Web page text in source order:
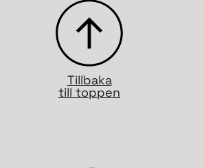
Tillbaka
till toppen